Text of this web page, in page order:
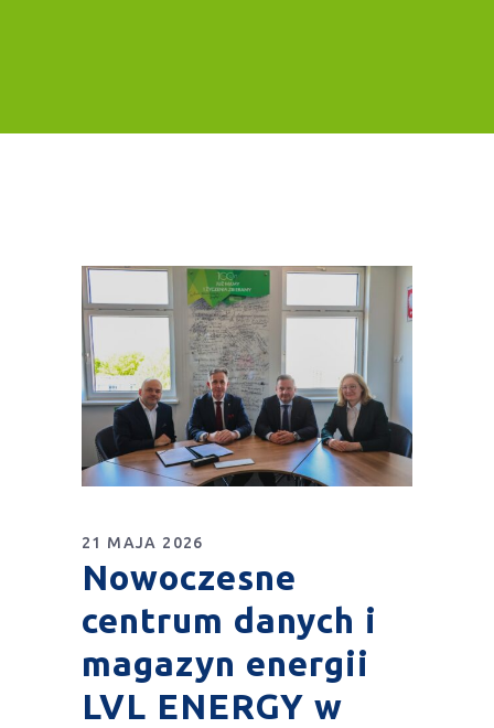
21 MAJA 2026
Nowoczesne
centrum danych i
magazyn energii
LVL ENERGY w